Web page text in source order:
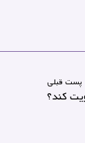
پست قبلی
کند؟